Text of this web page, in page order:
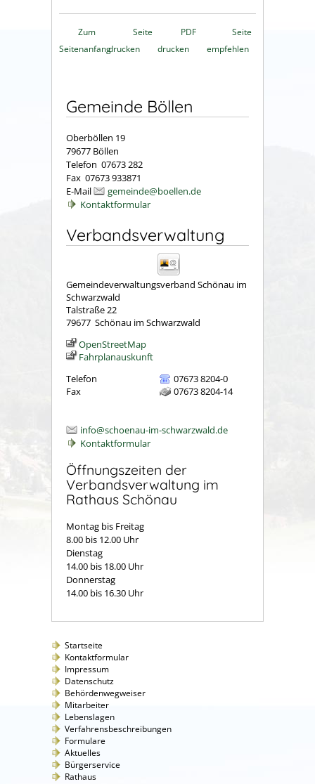
Zum
Seitenanfang
Seite
drucken
PDF
drucken
Seite
empfehlen
Gemeinde Böllen
Oberböllen 19
79677 Böllen
Telefon 07673 282
Fax 07673 933871
E-Mail
gemeinde@boellen.de
Kontaktformular
Verbandsverwaltung
Gemeindeverwaltungsverband Schönau im
Schwarzwald
Talstraße 22
79677 Schönau im Schwarzwald
OpenStreetMap
Fahrplanauskunft
Telefon
07673 8204-0
Fax
07673 8204-14
info@schoenau-im-schwarzwald.de
Kontaktformular
Öffnungszeiten der
Verbandsverwaltung im
Rathaus Schönau
Montag bis Freitag
8.00 bis 12.00 Uhr
Dienstag
14.00 bis 18.00 Uhr
Donnerstag
14.00 bis 16.30 Uhr
Startseite
Kontaktformular
Impressum
Datenschutz
Behördenwegweiser
Mitarbeiter
Lebenslagen
Verfahrensbeschreibungen
Formulare
Aktuelles
Bürgerservice
Rathaus